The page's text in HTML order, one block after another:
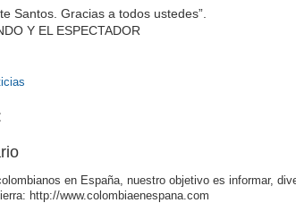
Santos. Gracias a todos ustedes”.
Y EL ESPECTADOR
en España, nuestro objetivo es informar,
http://www.colombiaenespana.com